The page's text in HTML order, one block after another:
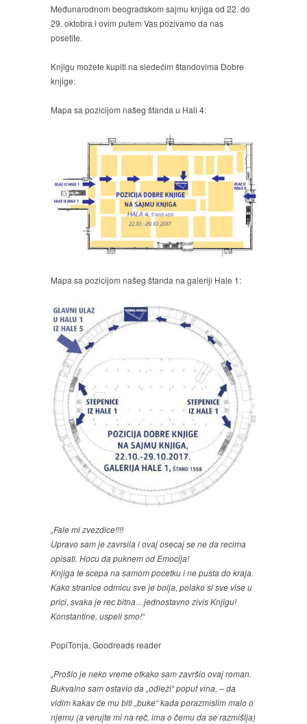
Međunarodnom beogradskom sajmu knjiga od 22. do
29. oktobra i ovim putem Vas pozivamo da nas
posetite.
Knjigu možete kupiti na sledećim štandovima Dobre
knjige:
Mapa sa pozicijom našeg štanda u Hali 4:
Mapa sa pozicijom našeg štanda na galeriji Hale 1:
„Fale mi zvezdice!!!!
Upravo sam je zavrsila i ovaj osecaj se ne da recima
opisati. Hocu da puknem od Emocija!
Knjiga te scepa na samom pocetku i ne pusta do kraja.
Kako stranice odmicu sve je bolja, polako si sve vise u
prici, svaka je rec bitna…jednostavno zivis Knjigu!
Konstantine, uspeli smo!“
PopiTonja, Goodreads reader
„Prošlo je neko vreme otkako sam završio ovaj roman.
Bukvalno sam ostavio da „odleži“ poput vina, – da
vidim kakav će mu biti „buke“ kada porazmislim malo o
njemu (a verujte mi na reč, ima o čemu da se razmišlja)